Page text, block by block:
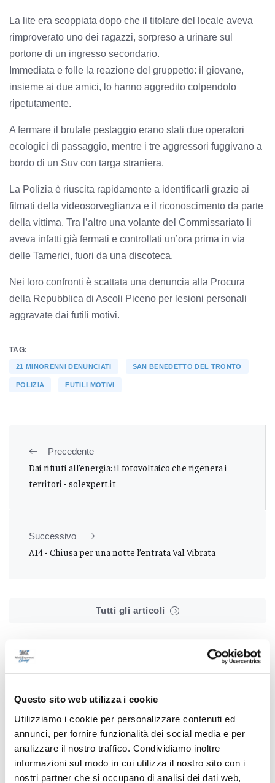
Questo sito web utilizza i cookie
Utilizziamo i cookie per personalizzare contenuti ed
annunci, per fornire funzionalità dei social media e per
analizzare il nostro traffico. Condividiamo inoltre
informazioni sul modo in cui utilizza il nostro sito con i
nostri partner che si occupano di analisi dei dati web,
La lite era scoppiata dopo che il titolare del locale aveva
rimproverato uno dei ragazzi, sorpreso a urinare sul
portone di un ingresso secondario.
Immediata e folle la reazione del gruppetto: il giovane,
insieme ai due amici, lo hanno aggredito colpendolo
ripetutamente.
A fermare il brutale pestaggio erano stati due operatori
ecologici di passaggio, mentre i tre aggressori fuggivano a
bordo di un Suv con targa straniera.
La Polizia è riuscita rapidamente a identificarli grazie ai
filmati della videosorveglianza e il riconoscimento da parte
della vittima. Tra l’altro una volante del Commissariato li
aveva infatti già fermati e controllati un’ora prima in via
delle Tamerici, fuori da una discoteca.
Nei loro confronti è scattata una denuncia alla Procura
della Repubblica di Ascoli Piceno per lesioni personali
aggravate dai futili motivi.
TAG:
21 MINORENNI DENUNCIATI SAN BENEDETTO DEL TRONTO
POLIZIA FUTILI MOTIVI
Precedente
Dai rifiuti all’energia: il fotovoltaico che rigenera i
territori - solexpert.it
Successivo
A14 - Chiusa per una notte l’entrata Val Vibrata
Tutti gli articoli
Correlati